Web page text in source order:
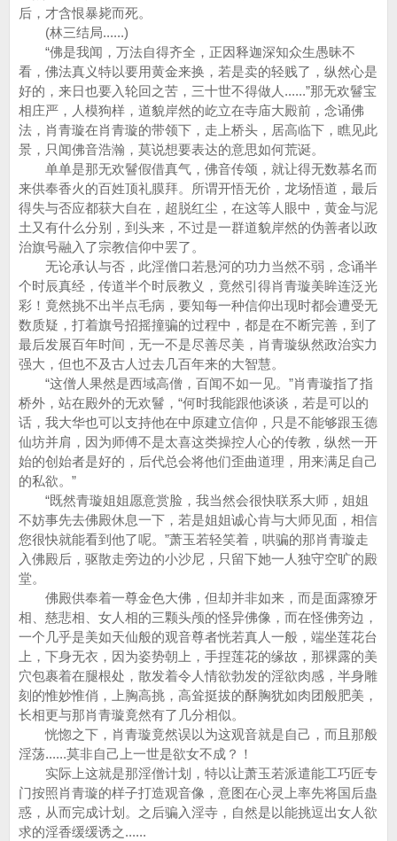
后，才含恨暴毙而死。
(林三结局......)
“佛是我闻，万法自得齐全，正因释迦深知众生愚昧不
看，佛法真义特以要用黄金来换，若是卖的轻贱了，纵然心是
好的，来日也要入轮回之苦，三十世不得做人......”那无欢鬙宝
相庄严，人模狗样，道貌岸然的屹立在寺庙大殿前，念诵佛
法，肖青璇在肖青璇的带领下，走上桥头，居高临下，瞧见此
景，只闻佛音浩瀚，莫说想要表达的意思如何荒诞。
单单是那无欢鬙假借真气，佛音传颂，就让得无数慕名而
来供奉香火的百姓顶礼膜拜。所谓开悟无价，龙场悟道，最后
得失与否应都获大自在，超脱红尘，在这等人眼中，黄金与泥
土又有什么分别，到头来，不过是一群道貌岸然的伪善者以政
治旗号融入了宗教信仰中罢了。
无论承认与否，此淫僧口若悬河的功力当然不弱，念诵半
个时辰真经，传道半个时辰教义，竟然引得肖青璇美眸连泛光
彩！竟然挑不出半点毛病，要知每一种信仰出现时都会遭受无
数质疑，打着旗号招摇撞骗的过程中，都是在不断完善，到了
最后发展百年时间，无一不是尽善尽美，肖青璇纵然政治实力
强大，但也不及古人过去几百年来的大智慧。
“这僧人果然是西域高僧，百闻不如一见。”肖青璇指了指
桥外，站在殿外的无欢鬙，“何时我能跟他谈谈，若是可以的
话，我大华也可以支持他在中原建立信仰，只是不能够跟玉德
仙坊并肩，因为师傅不是太喜这类操控人心的传教，纵然一开
始的创始者是好的，后代总会将他们歪曲道理，用来满足自己
的私欲。”
“既然青璇姐姐愿意赏脸，我当然会很快联系大师，姐姐
不妨事先去佛殿休息一下，若是姐姐诚心肯与大师见面，相信
您很快就能看到他了呢。”萧玉若轻笑着，哄骗的那肖青璇走
入佛殿后，驱散走旁边的小沙尼，只留下她一人独守空旷的殿
堂。
佛殿供奉着一尊金色大佛，但却并非如来，而是面露獠牙
相、慈悲相、女人相的三颗头颅的怪异佛像，而在怪佛旁边，
一个几乎是美如天仙般的观音尊者恍若真人一般，端坐莲花台
上，下身无衣，因为姿势朝上，手捏莲花的缘故，那裸露的美
穴包裹着在腿根处，散发着令人情欲勃发的淫欲肉感，半身雕
刻的惟妙惟俏，上胸高挑，高耸挺拔的酥胸犹如肉团般肥美，
长相更与那肖青璇竟然有了几分相似。
恍惚之下，肖青璇竟然误以为这观音就是自己，而且那般
淫荡......莫非自己上一世是欲女不成？！
实际上这就是那淫僧计划，特以让萧玉若派遣能工巧匠专
门按照肖青璇的样子打造观音像，意图在心灵上率先将国后蛊
惑，从而完成计划。之后骗入淫寺，自然是以能挑逗出女人欲
求的淫香缓缓诱之......